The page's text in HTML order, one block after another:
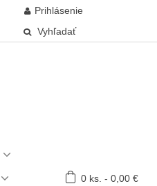
Prihlásenie
Vyhľadať
0 ks. - 0,00 €